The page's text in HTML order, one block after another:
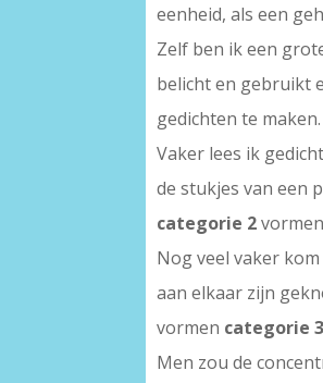
eenheid, als een
Zelf ben ik een
belicht en gebruikt
gedichten te
Vaker lees ik
de stukjes van een
categorie 2
Nog veel vaker
aan elkaar zijn
vormen categorie
Men zou de